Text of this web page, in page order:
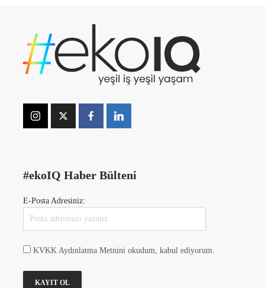
#ekoIQ Haber Bülteni
E-Posta Adresiniz:
KVKK Aydınlatma Metnini okudum, kabul ediyorum.